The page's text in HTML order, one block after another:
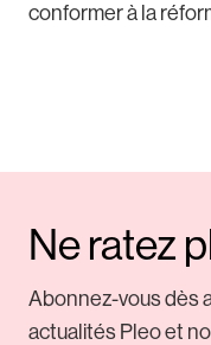
conformer à la
Ne ratez
Abonnez-vous dès
actualités Pleo et